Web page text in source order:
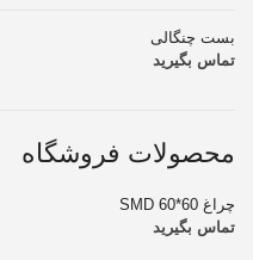
بست چنگالی
تماس بگیرید
محصولات فروشگاه
چراغ SMD 60*60
تماس بگیرید